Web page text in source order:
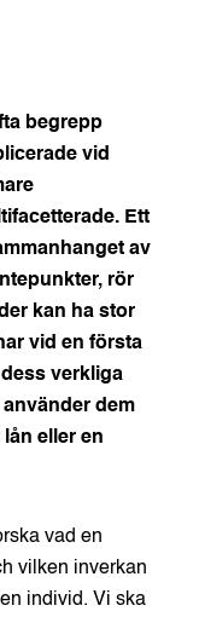
begrepp
vid
Ett
av
rör
kan ha stor
vid en första
verkliga
dem
eller en
vad en
vilken inverkan
individ. Vi ska